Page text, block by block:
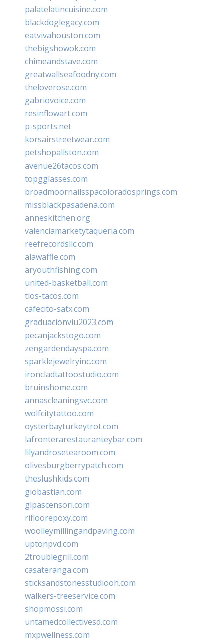
palatelatincuisine.com
blackdoglegacy.com
eatvivahouston.com
thebigshowok.com
chimeandstave.com
greatwallseafoodny.com
theloverose.com
gabriovoice.com
resinflowart.com
p-sports.net
korsairstreetwear.com
petshopallston.com
avenue26tacos.com
topgglasses.com
broadmoornailsspacoloradosprings.com
missblackpasadena.com
anneskitchen.org
valenciamarketytaqueria.com
reefrecordsllc.com
alawaffle.com
aryouthfishing.com
united-basketball.com
tios-tacos.com
cafecito-satx.com
graduacionviu2023.com
pecanjackstogo.com
zengardendayspa.com
sparklejewelryinc.com
ironcladtattoostudio.com
bruinshome.com
annascleaningsvc.com
wolfcitytattoo.com
oysterbayturkeytrot.com
lafronterarestauranteybar.com
lilyandrosetearoom.com
olivesburgberrypatch.com
theslushkids.com
giobastian.com
glpascensori.com
rifloorepoxy.com
woolleymillingandpaving.com
uptonpvd.com
2troublegrill.com
casateranga.com
sticksandstonesstudiooh.com
walkers-treeservice.com
shopmossi.com
untamedcollectivesd.com
mxpwellness.com